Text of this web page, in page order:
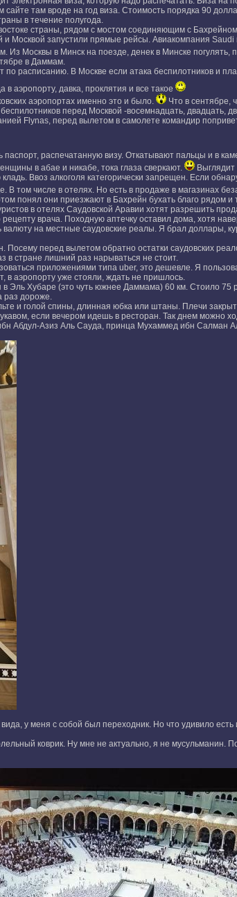
там вроде на год виза. Стоимость порядка 90
в течение полугода.
страны, рядом с мостом соединяющим с
и Москвой запустили прямые рейсы. Авиакомпания
Москвы в Минск на поезде, денек в Минске погулять,
в Даммам.
расписанию. В Москве если атака беспилотников и
аэропорту, давка, проклятия и все такое
аэропортах именно это и было.
Что в сентябре,
перед Москвой -восемнадцать, двадцать,
Flynas, перед вылетом в самолете командир
распечатанную визу. Откатывают пальцы и в
в абае и никабе, тока глаза сверкают.
Выглядит
Ввоз алкоголя категорически запрещен. Если
В том числе в отелях. Но есть в продаже в магазинах
понял они приезжают в Бахрейн бухать благо рядом
в отелях Саудовской Аравии хотят разрешить
врача. Походную аптечку оставил дома, хотя
на местные саудовские реалы. Я брал доллары,
перед вылетом обратно остатки саудовских
в стране лишний раз нарываться не стоит.
приложениями типа uber, это дешевле. Я
аэропорту уже стояли, ждать не пришлось.
Эль Хубаре (это чуть южнее Даммама) 60 км. Стоило 75
раз дороже.
и голой спины, длинная юбка или штаны. Плечи
если вечером идешь в ресторан. Так днем можно
Абдул-Азиз Аль Сауда, принца Мухаммед ибн Салман
у меня с собой был переходник. Но что удивило
коврик. Ну мне не актуально, я не мусульманин.